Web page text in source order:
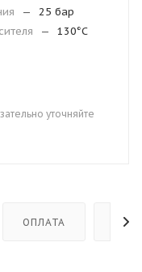
—
25 бар
—
130°С
уточняйте
ОПЛАТА